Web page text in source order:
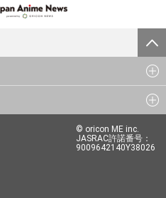
© oricon ME inc.
JASRAC許諾番号：
9009642140Y38026